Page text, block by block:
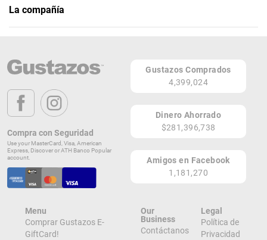
La compañía
A domicilio
Compra con Seguridad
Use your MasterCard, Visa, American
Express, Discover or ATH Banco Popular
account.
Gustazos Comprados
4,399,024
Dinero Ahorrado
$281,396,738
Amigos en Facebook
1,181,270
Menu
Comprar Gustazos E-
GiftCard!
Our
Business
Contáctanos
Legal
Política de
Privacidad